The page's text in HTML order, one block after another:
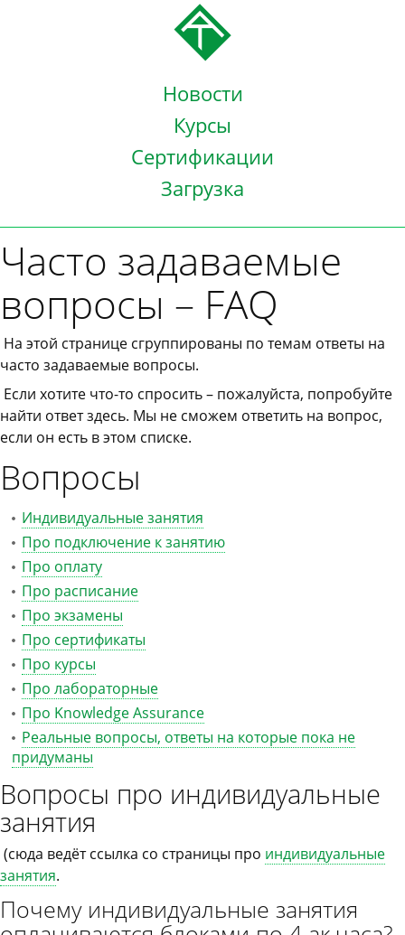
Новости
Курсы
Сертификации
Загрузка
Часто задаваемые
вопросы – FAQ
На этой странице сгруппированы по темам ответы на
часто задаваемые вопросы.
Если хотите что-то спросить – пожалуйста, попробуйте
найти ответ здесь. Мы не сможем ответить на вопрос,
если он есть в этом списке.
Вопросы
Индивидуальные занятия
Про подключение к занятию
Про оплату
Про расписание
Про экзамены
Про сертификаты
Про курсы
Про лабораторные
Про Knowledge Assurance
Реальные вопросы, ответы на которые пока не
придуманы
Вопросы про индивидуальные
занятия
(сюда ведёт ссылка со страницы про индивидуальные
занятия.
Почему индивидуальные занятия